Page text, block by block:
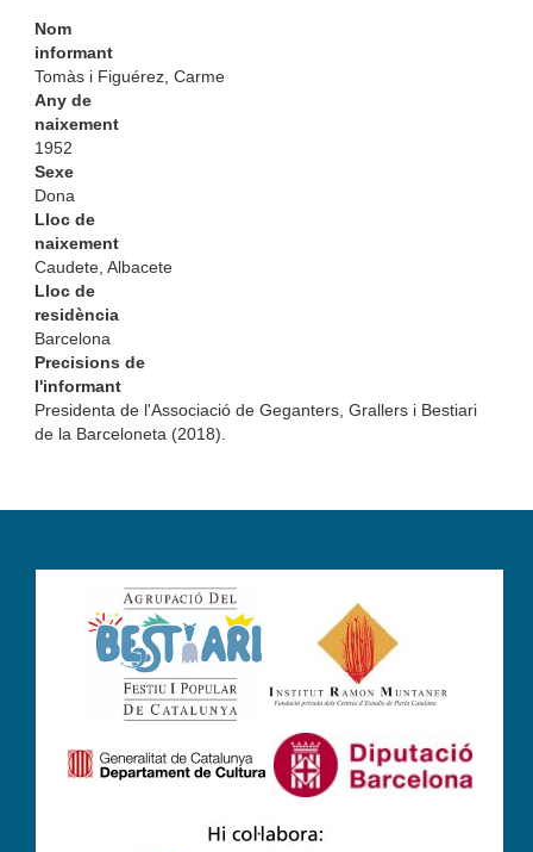
Nom
informant
Tomàs i Figuérez, Carme
Any de
naixement
1952
Sexe
Dona
Lloc de
naixement
Caudete, Albacete
Lloc de
residència
Barcelona
Precisions de
l'informant
Presidenta de l'Associació de Geganters, Grallers i Bestiari
de la Barceloneta (2018).